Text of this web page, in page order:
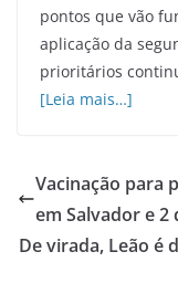
pontos que vão
aplicação da
prioritários
[Leia mais…]
Vacinação para
em Salvador e 2
De virada, Leão é